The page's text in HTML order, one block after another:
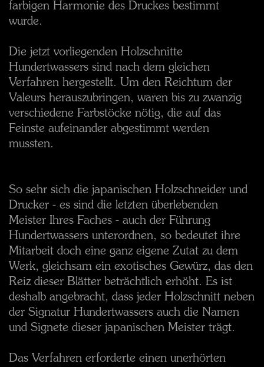
farbigen Harmonie des Druckes bestimmt
wurde.
Die jetzt vorliegenden Holzschnitte
Hundertwassers sind nach dem gleichen
Verfahren hergestellt. Um den Reichtum der
Valeurs herauszubringen, waren bis zu zwanzig
verschiedene Farbstöcke nötig, die auf das
Feinste aufeinander abgestimmt werden
mussten.
So sehr sich die japanischen Holzschneider und
Drucker - es sind die letzten überlebenden
Meister Ihres Faches - auch der Führung
Hundertwassers unterordnen, so bedeutet ihre
Mitarbeit doch eine ganz eigene Zutat zu dem
Werk, gleichsam ein exotisches Gewürz, das den
Reiz dieser Blätter beträchtlich erhöht. Es ist
deshalb angebracht, dass jeder Holzschnitt neben
der Signatur Hundertwassers auch die Namen
und Signete dieser japanischen Meister trägt.
Das Verfahren erforderte einen unerhörten